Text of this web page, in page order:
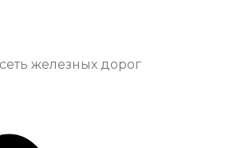
железных дорог